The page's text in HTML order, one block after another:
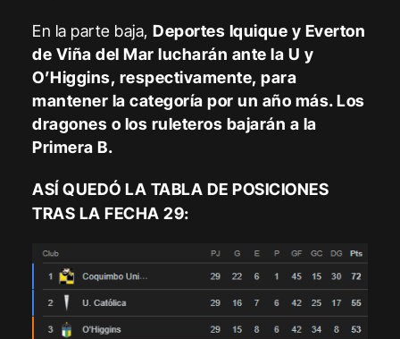
En la parte baja,Deportes Iquique y Everton
de Viña del Mar lucharán ante la U y
O’Higgins, respectivamente, para
mantener la categoría por un año más. Los
dragones o los ruleteros bajarán a la
Primera B.
ASÍ QUEDÓ LA TABLA DE POSICIONES
TRAS LA FECHA 29: